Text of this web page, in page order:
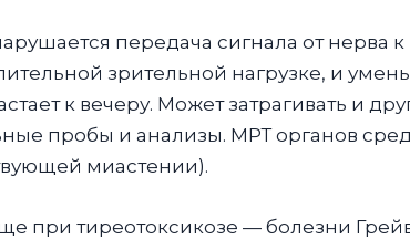
передача сигнала от
зрительной нагрузке, и
к вечеру. Может затрагивать и
пробы и анализы. МРТ органов
миастении).
при тиреотоксикозе — болезни